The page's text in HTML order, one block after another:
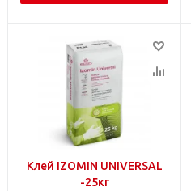
Клей IZOMIN UNIVERSAL
-25кг